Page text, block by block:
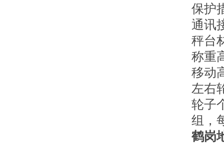
保护
通讯
秤台
称重
移动
左右
轮子
组，
鹤岗